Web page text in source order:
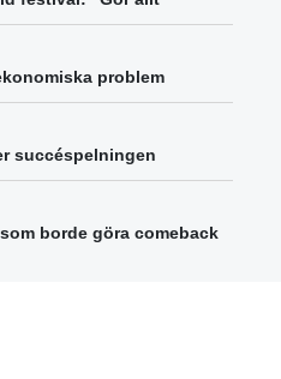
problem
succéspelningen
borde göra comeback